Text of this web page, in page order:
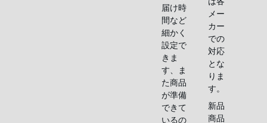
届け時
間など
細かく
設定で
きま
す、ま
た商品
が準備
できて
いるの
メー
カー
での
対応
とな
りま
す。
新品
商品